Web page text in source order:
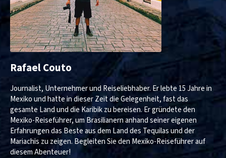
Rafael Couto
Journalist, Unternehmer und Reiseliebhaber. Er lebte 15 Jahre in
Mexiko und hatte in dieser Zeit die Gelegenheit, fast das
gesamte Land und die Karibik zu bereisen. Er gründete den
Mexiko-Reiseführer, um Brasilianern anhand seiner eigenen
Erfahrungen das Beste aus dem Land des Tequilas und der
Mariachis zu zeigen. Begleiten Sie den Mexiko-Reiseführer auf
diesem Abenteuer!